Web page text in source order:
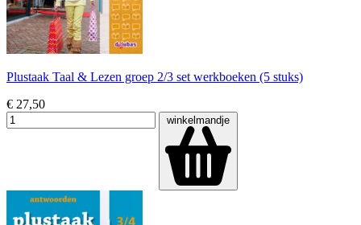
Plustaak Taal & Lezen groep 2/3 set werkboeken (5 stuks)
€ 27,50
winkelmandje